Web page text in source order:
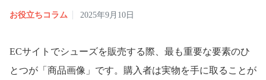
お役立ちコラム 2025年9月10日
ECサイトでシューズを販売する際、最も重要な要素のひ
とつが「商品画像」です。購入者は実物を手に取ることが